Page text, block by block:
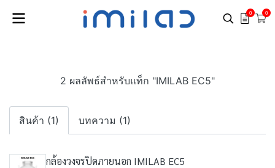
0 0
2 ผลลัพธ์สำหรับแท็ก "IMILAB EC5"
สินค้า (1) บทความ (1)
กล้องวงจรปิดภายนอก IMILAB EC5